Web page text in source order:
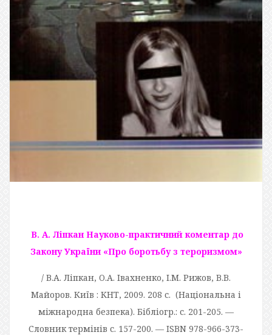
В. А. Ліпкан Науково-практичний коментар до
Закону України «Про боротьбу з тероризмом»
/ В.А. Ліпкан, O.A. Івахненко, І.М. Рижов, B.B.
Майоров. Київ : КНТ, 2009. 208 с. (Націо­нальна і
міжнародна безпека). Бібліогр.: с. 201-205. —
Словник термінів с. 157-200. — ISBN 978-966-373-